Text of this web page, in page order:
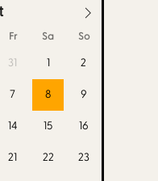
Fr Sa So
31 1 2
7 8 9
14 15 16
21 22 23